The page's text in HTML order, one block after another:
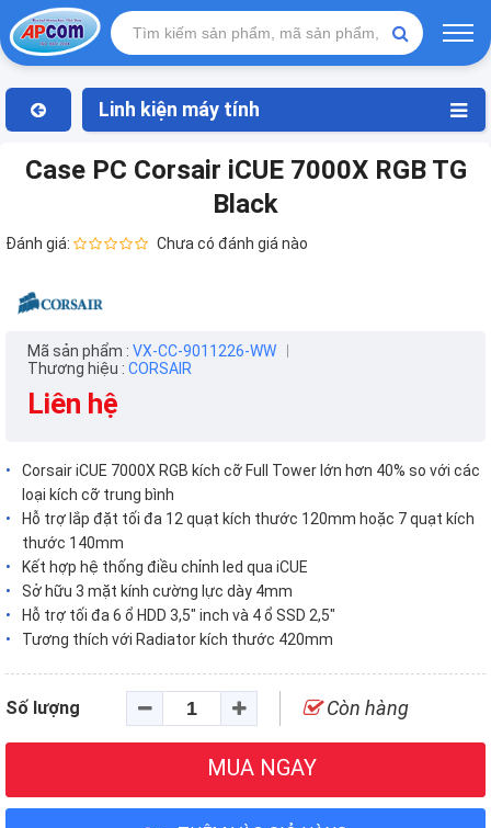
Linh kiện máy tính
Case PC Corsair iCUE 7000X RGB TG
Black
Đánh giá: Chưa có đánh giá nào
Mã sản phẩm : VX-CC-9011226-WW
Thương hiệu : CORSAIR
Liên hệ
Corsair iCUE 7000X RGB kích cỡ Full Tower lớn hơn 40% so với các
loại kích cỡ trung bình
Hỗ trợ lắp đặt tối đa 12 quạt kích thước 120mm hoặc 7 quạt kích
thước 140mm
Kết hợp hệ thống điều chỉnh led qua iCUE
Sở hữu 3 mặt kính cường lực dày 4mm
Hỗ trợ tối đa 6 ổ HDD 3,5" inch và 4 ổ SSD 2,5"
Tương thích với Radiator kích thước 420mm
Số lượng Còn hàng
MUA NGAY